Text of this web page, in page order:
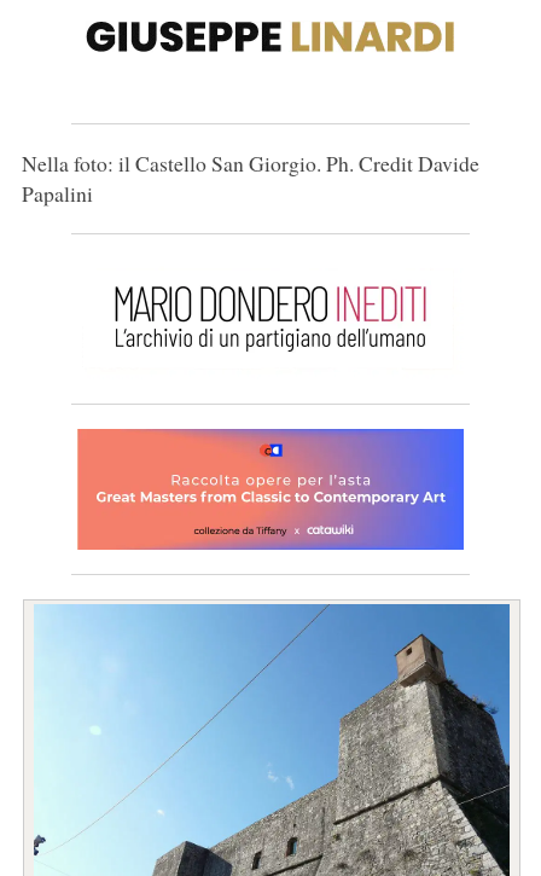
Nella foto: il Castello San Giorgio. Ph. Credit Davide
Papalini